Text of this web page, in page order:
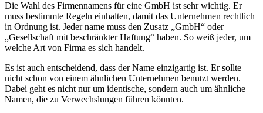
Die Wahl des Firmennamens für eine GmbH ist sehr wichtig. Er
muss bestimmte Regeln einhalten, damit das Unternehmen rechtlich
in Ordnung ist. Jeder name muss den Zusatz „GmbH“ oder
„Gesellschaft mit beschränkter Haftung“ haben. So weiß jeder, um
welche Art von Firma es sich handelt.
Es ist auch entscheidend, dass der Name einzigartig ist. Er sollte
nicht schon von einem ähnlichen Unternehmen benutzt werden.
Dabei geht es nicht nur um identische, sondern auch um ähnliche
Namen, die zu Verwechslungen führen könnten.